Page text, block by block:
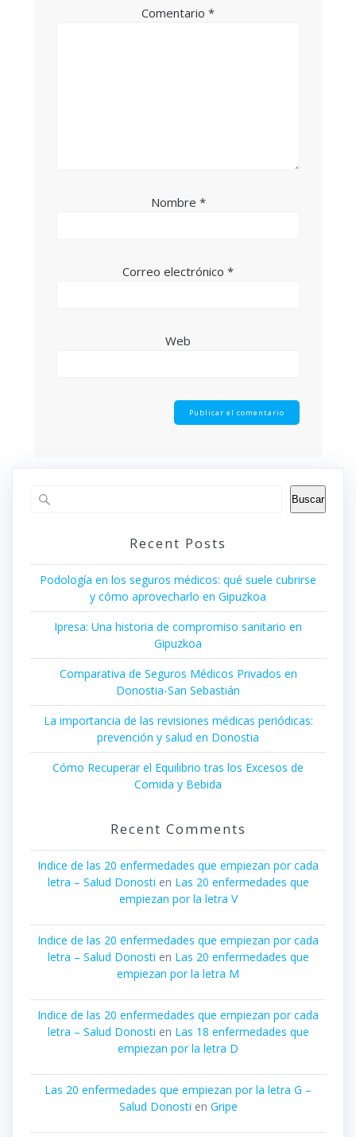
Comentario *
Nombre *
Correo electrónico *
Web
Buscar
Recent Posts
Podología en los seguros médicos: qué suele cubrirse
y cómo aprovecharlo en Gipuzkoa
Ipresa: Una historia de compromiso sanitario en
Gipuzkoa
Comparativa de Seguros Médicos Privados en
Donostia-San Sebastián
La importancia de las revisiones médicas periódicas:
prevención y salud en Donostia
Cómo Recuperar el Equilibrio tras los Excesos de
Comida y Bebida
Recent Comments
Indice de las 20 enfermedades que empiezan por cada
letra – Salud Donosti en Las 20 enfermedades que
empiezan por la letra V
Indice de las 20 enfermedades que empiezan por cada
letra – Salud Donosti en Las 20 enfermedades que
empiezan por la letra M
Indice de las 20 enfermedades que empiezan por cada
letra – Salud Donosti en Las 18 enfermedades que
empiezan por la letra D
Las 20 enfermedades que empiezan por la letra G –
Salud Donosti en Gripe